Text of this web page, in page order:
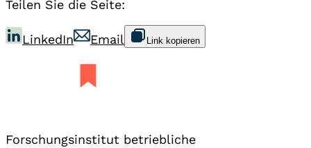
Teilen Sie die Seite:
LinkedIn Email Link kopieren
Forschungsinstitut betriebliche